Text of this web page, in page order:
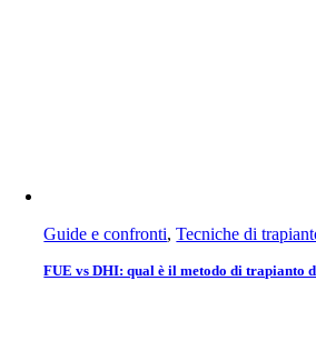
Guide e confronti,Tecniche di
FUE vs DHI: qual è il metodo di trapianto